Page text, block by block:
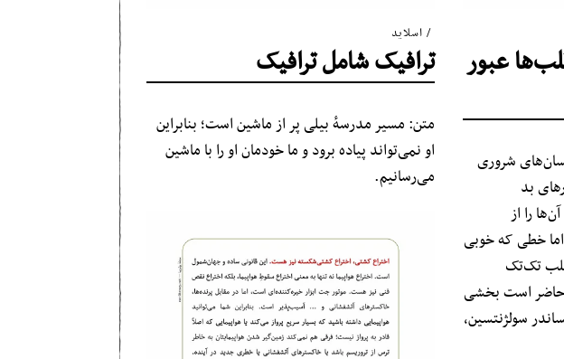
اسلاید
ترافیک شامل ترافیک
متن: مسیر مدرسهٔ بیلی پر از ماشین است؛ بنابراین
او نمی‌تواند پیاده برود و ما خودمان او را با ماشین
می‌رسانیم.
عبور
شروری
بد
را از
اما خطی که خوبی
تک‌تک
حاضر است بخشی
سولژنتسین،